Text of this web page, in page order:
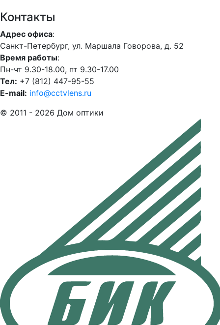
Контакты
Адрес офиса:
Санкт-Петербург, ул. Маршала Говорова, д. 52
Время работы:
Пн-чт 9.30-18.00, пт 9.30-17.00
Тел: +7 (812) 447-95-55
E-mail: info@cctvlens.ru
© 2011 - 2026 Дом оптики